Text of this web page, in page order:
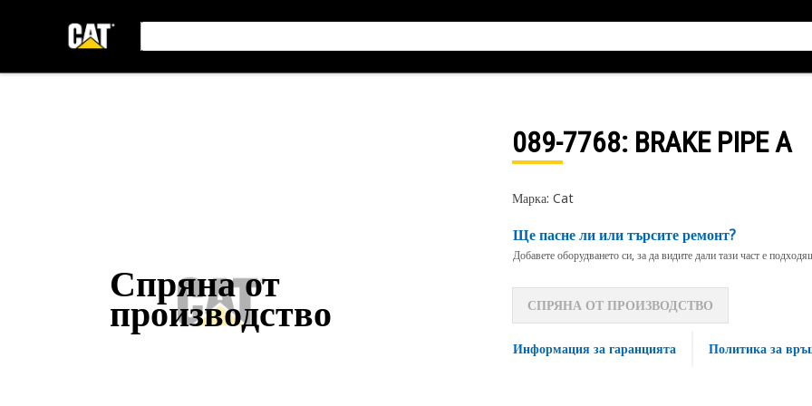
Спряна от
производство
089-7768: BRAKE PIPE A
Марка: Cat
Ще пасне ли или търсите ремонт?
Добавете оборудването си, за да видите дали тази част е
СПРЯНА ОТ ПРОИЗВОДСТВО
Информация за гаранцията Политика за